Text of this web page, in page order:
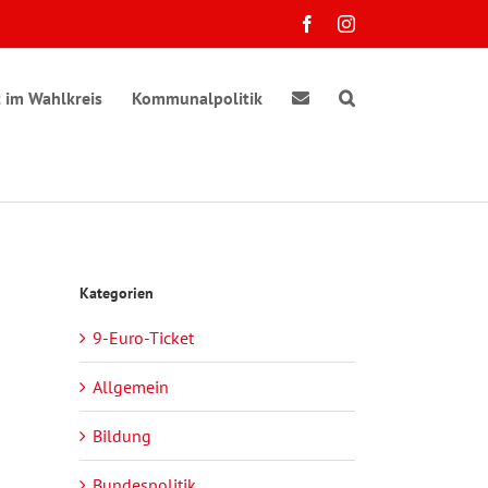
FacebookInstagram
im Wahlkreis Kommunalpolitik
Kategorien
9-Euro-Ticket
Allgemein
Bildung